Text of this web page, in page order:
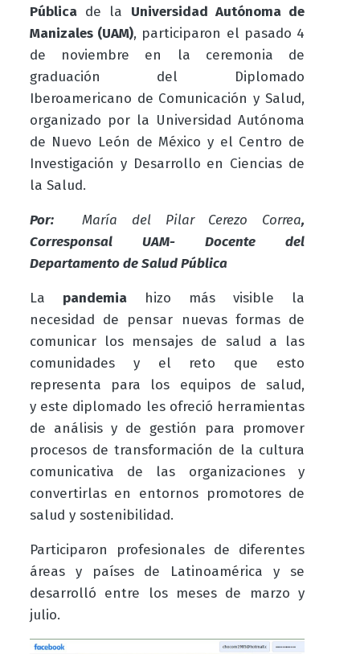
Públicade la Universidad Autónoma de
Manizales (UAM), participaron el pasado 4
de noviembre en la ceremonia de
graduación del Diplomado
Iberoamericano de Comunicación y Salud,
organizado por la Universidad Autónoma
de Nuevo León de México y el Centro de
Investigación y Desarrollo en Ciencias de
la Salud.
Por:María del Pilar Cerezo Correa,
Corresponsal UAM- Docente del
Departamento de Salud Pública
La pandemiahizo más visible la
necesidad de pensar nuevas formas de
comunicar los mensajes de salud a las
comunidades y el reto que esto
representa para los equipos de salud,
y este diplomado les ofreció herramientas
de análisis y de gestión para promover
procesos de transformación de la cultura
comunicativa de las organizaciones y
convertirlas en entornos promotores de
salud y sostenibilidad.
Participaron profesionales de diferentes
áreas y países de Latinoamérica y se
desarrolló entre los meses de marzo y
julio.